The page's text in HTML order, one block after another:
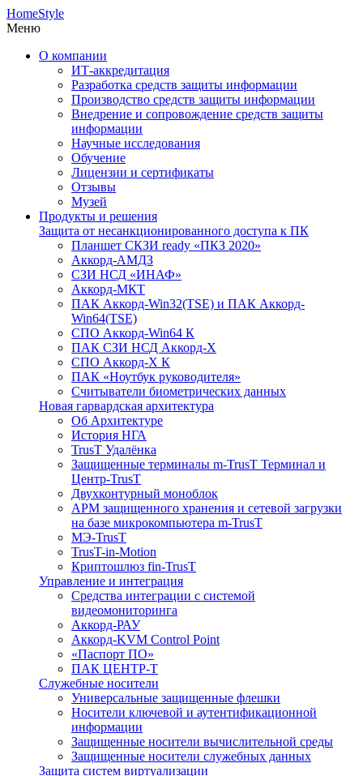
HomeStyle
Меню
О компании
ИТ-аккредитация
Разработка средств защиты информации
Производство средств защиты информации
Внедрение и сопровождение средств защиты
информации
Научные исследования
Обучение
Лицензии и сертификаты
Отзывы
Музей
Продукты и решения
Защита от несанкционированного доступа к ПК
Планшет СКЗИ ready «ПКЗ 2020»
Аккорд-АМДЗ
СЗИ НСД «ИНАФ»
Аккорд-МКТ
ПАК Аккорд-Win32(TSE) и ПАК Аккорд-
Win64(TSE)
СПО Аккорд-Win64 К
ПАК СЗИ НСД Аккорд-X
СПО Аккорд-X К
ПАК «Ноутбук руководителя»
Cчитыватели биометрических данных
Новая гарвардская архитектура
Об Архитектуре
История НГА
TrusT Удалёнка
Защищенные терминалы m-TrusT Терминал и
Центр-TrusT
Двухконтурный моноблок
АРМ защищенного хранения и сетевой загрузки
на базе микрокомпьютера m-TrusT
МЭ-TrusT
TrusT-in-Motion
Криптошлюз fin-TrusT
Управление и интеграция
Средства интеграции с системой
видеомониторинга
Аккорд-РАУ
Аккорд-KVM Control Point
«Паспорт ПО»
ПАК ЦЕНТР-Т
Служебные носители
Универсальные защищенные флешки
Носители ключевой и аутентификационной
информации
Защищенные носители вычислительной среды
Защищенные носители служебных данных
Защита систем виртуализации